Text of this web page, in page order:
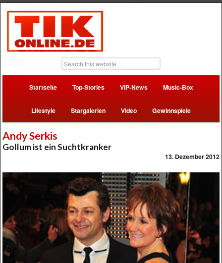
Startseite Top-Stories VIP-News Music-Box
Lifestyle Stargalerien Video Gewinnspiele
Andy Serkis
Gollum ist ein Suchtkranker
13. Dezember 2012